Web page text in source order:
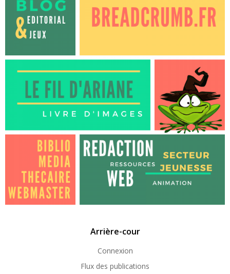
Arrière-cour
Connexion
Flux des publications